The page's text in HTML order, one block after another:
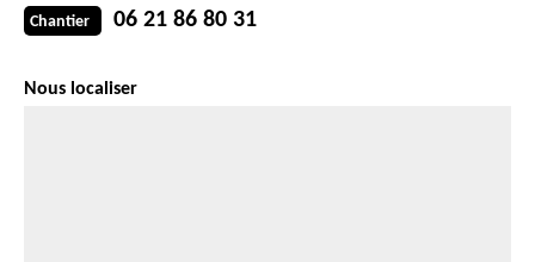
Chantier 06 21 86 80 31
Nous localiser